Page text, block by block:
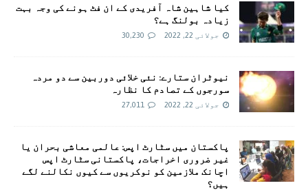
کیا شاہین شاہ آفریدی کے ان فٹ ہونے کی وجہ بہت
زیادہ بولنگ ہے؟
جولائی 22, 2022 30,230
نیوٹران ستارے: نئی خلائی دوربین سے دو مردہ
سورجوں کے تصادم کا نظارہ
جولائی 22, 2022 27,011
پاکستان میں سٹارٹ اپس: عالمی معاشی بحران یا
غیر ضروری اخراجات، پاکستانی سٹارٹ اپس
اچانک ملازمین کو نوکریوں سے کیوں نکالنے لگے
ہیں؟